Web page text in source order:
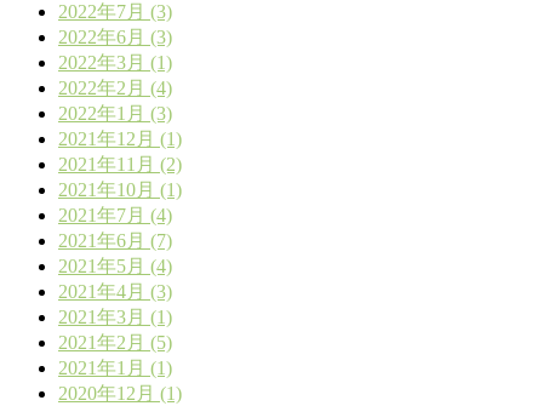
2022年7月 (3)
2022年6月 (3)
2022年3月 (1)
2022年2月 (4)
2022年1月 (3)
2021年12月 (1)
2021年11月 (2)
2021年10月 (1)
2021年7月 (4)
2021年6月 (7)
2021年5月 (4)
2021年4月 (3)
2021年3月 (1)
2021年2月 (5)
2021年1月 (1)
2020年12月 (1)